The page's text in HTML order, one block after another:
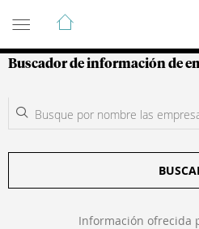
Guía de Empresas
Buscador de información de
Información ofrecida